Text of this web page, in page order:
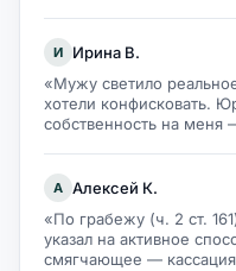
И
Ирина В.
«Мужу светило
хотели конфисковать.
собственность на
А Алексей К.
«По грабежу (ч. 2 ст.
указал на активное
смягчающее —